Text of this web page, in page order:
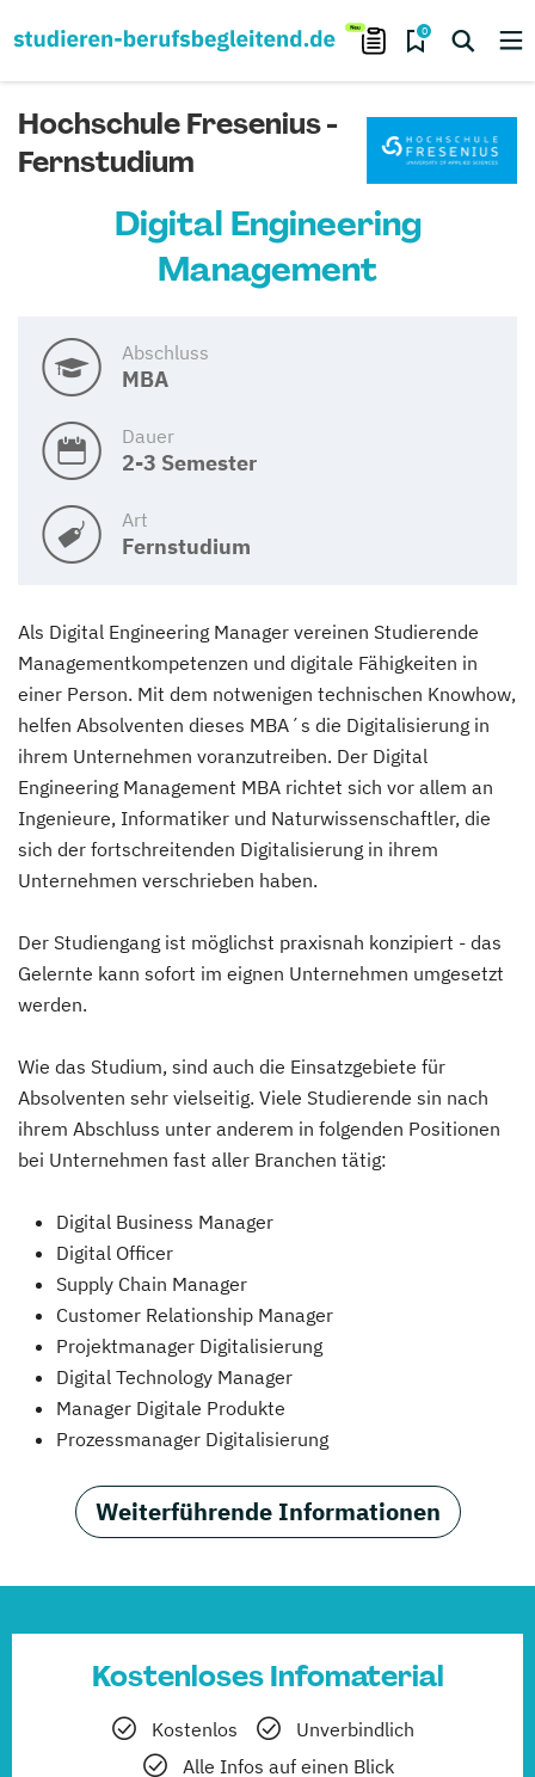
0
Hochschule Fresenius -
Fernstudium
Digital Engineering
Management
Abschluss
MBA
Dauer
2-3 Semester
Art
Fernstudium
Als Digital Engineering Manager vereinen Studierende
Managementkompetenzen und digitale Fähigkeiten in
einer Person. Mit dem notwenigen technischen Knowhow,
helfen Absolventen dieses MBA´s die Digitalisierung in
ihrem Unternehmen voranzutreiben. Der Digital
Engineering Management MBA richtet sich vor allem an
Ingenieure, Informatiker und Naturwissenschaftler, die
sich der fortschreitenden Digitalisierung in ihrem
Unternehmen verschrieben haben.
Der Studiengang ist möglichst praxisnah konzipiert - das
Gelernte kann sofort im eignen Unternehmen umgesetzt
werden.
Wie das Studium, sind auch die Einsatzgebiete für
Absolventen sehr vielseitig. Viele Studierende sin nach
ihrem Abschluss unter anderem in folgenden Positionen
bei Unternehmen fast aller Branchen tätig:
Digital Business Manager
Digital Officer
Supply Chain Manager
Customer Relationship Manager
Projektmanager Digitalisierung
Digital Technology Manager
Manager Digitale Produkte
Prozessmanager Digitalisierung
Weiterführende Informationen
Kostenloses Infomaterial
Kostenlos
Unverbindlich
Alle Infos auf einen Blick